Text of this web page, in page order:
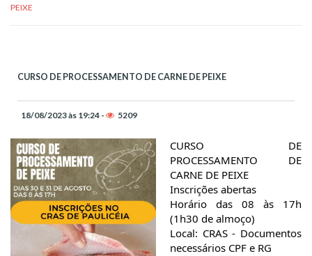
PEIXE
CURSO DE PROCESSAMENTO DE CARNE DE PEIXE
18/08/2023 às 19:24 - 5209
CURSO DE
PROCESSAMENTO DE
CARNE DE PEIXE
Inscrições abertas
Horário das 08 às 17h
(1h30 de almoço)
Local: CRAS - Documentos
necessários CPF e RG